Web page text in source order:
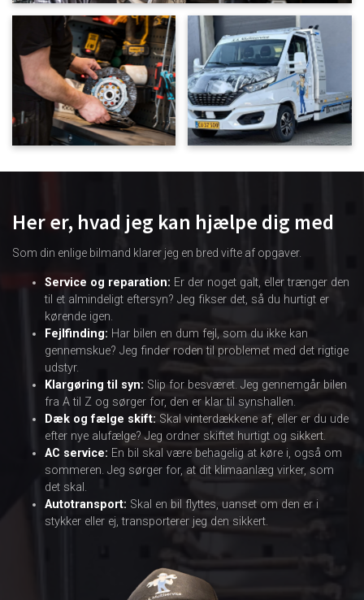
Her er, hvad jeg kan hjælpe dig med
Som din enlige bilmand klarer jeg en bred vifte af opgaver.
Service og reparation: Er der noget galt, eller trænger den
til et almindeligt eftersyn? Jeg fikser det, så du hurtigt er
kørende igen.
Fejlfinding: Har bilen en dum fejl, som du ikke kan
gennemskue? Jeg finder roden til problemet med det rigtige
udstyr.
Klargøring til syn: Slip for besværet. Jeg gennemgår bilen
fra A til Z og sørger for, den er klar til synshallen.
Dæk og fælge skift: Skal vinterdækkene af, eller er du ude
efter nye alufælge? Jeg ordner skiftet hurtigt og sikkert.
AC service: En bil skal være behagelig at køre i, også om
sommeren. Jeg sørger for, at dit klimaanlæg virker, som
det skal.
Autotransport: Skal en bil flyttes, uanset om den er i
stykker eller ej, transporterer jeg den sikkert.